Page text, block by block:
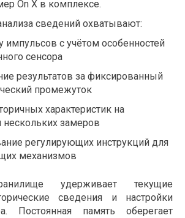
On X в комплексе.
сведений охватывают:
импульсов с учётом особенностей
сенсора
результатов за фиксированный
промежуток
характеристик на
нескольких замеров
регулирующих инструкций для
механизмов
удерживает текущие
сведения и настройки
Постоянная память оберегает